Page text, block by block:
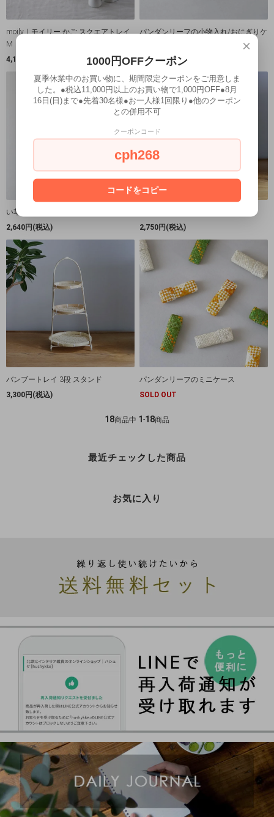
moily｜モイリー かご スクエアトレイ
M （28cm）
4,180円(税込)
パンダンリーフの小物入れ/おにぎりケ
1,177円(税込)
い草編み敷 木製トレイ
2,640円(税込)
2,750円(税込)
バンブートレイ 3段 スタンド
3,300円(税込)
パンダンリーフのミニケース
SOLD OUT
18商品中 1 -18商品
最近チェックした商品
お気に入り
×
1000円OFFクーポン
夏季休業中のお買い物に、期間限定クーポンをご用意しま
した。●税込11,000円以上のお買い物で1,000円OFF●8月
16日(日)まで●先着30名様●お一人様1回限り●他のクーポン
との併用不可
クーポンコード
cph268
コードをコピー